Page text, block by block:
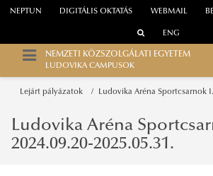
WEBMAIL
NEPTUN DIGITÁLIS OKTATÁS
ENG
NEMZETI KÖZSZOLGÁLATI EGYETEM
LUDOVIKA CAMPUSOK
Lejárt pályázatok Ludovika Aréna Sportcsarnok
Ludovika Aréna
2024.09.20-2025.05.31.